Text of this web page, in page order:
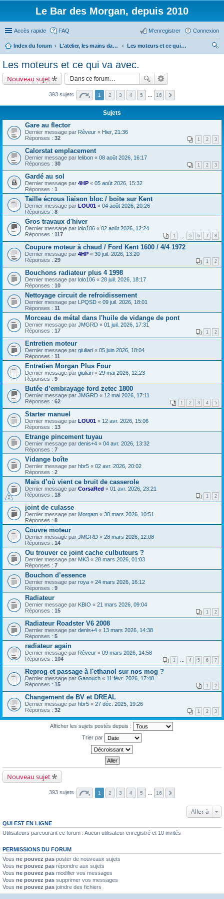
Le Bar des Morgan, depuis 2010
Accès rapide FAQ Connexion
M’enregistrer
Index du forum L'atelier, les mains dans le cambouis.
Les moteurs et ce qui va avec.
Les moteurs et ce qui va avec.
Nouveau sujet
393 sujets 1 2 3 4 5 16
Sujets
Gare au flector
Dernier message par Rêveur « Hier, 21:36
Réponses : 32 1 2 3
Calorstat emplacement
Dernier message par lelibon « 08 août 2026, 16:17
Réponses : 30 1 2 3
Gardé au sol
Dernier message par 4HP « 05 août 2026, 15:32
Réponses : 1
Taille écrous liaison bloc / boite sur Kent
Dernier message par LOU01 « 04 août 2026, 20:26
Réponses : 8
Gros travaux d'hiver
Dernier message par lolo106 « 02 août 2026, 12:24
Réponses : 117 1 … 5 6 7 8
Coupure moteur à chaud / Ford Kent 1600 / 4/4 1972
Dernier message par 4HP « 30 juil. 2026, 13:20
Réponses : 29 1 2
Bouchons radiateur plus 4 1998
Dernier message par lolo106 « 28 juil. 2026, 18:17
Réponses : 10
Nettoyage circuit de refroidissement
Dernier message par LPQSD « 09 juil. 2026, 18:01
Réponses : 11
Morceau de métal dans l'huile de vidange de pont
Dernier message par JMGRD « 01 juil. 2026, 17:31
Réponses : 17 1 2
Entretien moteur
Dernier message par giuliari « 05 juin 2026, 18:04
Réponses : 11
Entretien Morgan Plus Four
Dernier message par giuliari « 29 mai 2026, 12:23
Réponses : 9
Butée d’embrayage ford zetec 1800
Dernier message par JMGRD « 12 mai 2026, 17:11
Réponses : 62 1 2 3 4 5
Starter manuel
Dernier message par LOU01 « 12 avr. 2026, 15:06
Réponses : 13
Etrange pincement tuyau
Dernier message par denis+4 « 04 avr. 2026, 13:32
Réponses : 7
Vidange boîte
Dernier message par hbr5 « 02 avr. 2026, 20:02
Réponses : 2
Mais d’où vient ce bruit de casserole
Dernier message par CorsaRed « 01 avr. 2026, 23:21
Réponses : 18 1 2
joint de culasse
Dernier message par Morgam « 30 mars 2026, 10:51
Réponses : 8
Couvre moteur
Dernier message par JMGRD « 28 mars 2026, 12:08
Réponses : 14
Ou trouver ce joint cache culbuteurs ?
Dernier message par MK3 « 28 mars 2026, 01:03
Réponses : 7
Bouchon d’essence
Dernier message par roya « 24 mars 2026, 16:12
Réponses : 9
Radiateur
Dernier message par KBIO « 21 mars 2026, 09:04
Réponses : 15 1 2
Radiateur Roadster V6 2008
Dernier message par denis+4 « 13 mars 2026, 14:38
Réponses : 5
radiateur again
Dernier message par Rêveur « 09 mars 2026, 14:58
Réponses : 104 1 … 4 5 6 7
Reprog et passage à l'ethanol sur nos mog ?
Dernier message par Ganouch « 11 févr. 2026, 17:48
Réponses : 15 1 2
Changement de BV et DREAL
Dernier message par hbr5 « 27 déc. 2025, 19:26
Réponses : 32 1 2 3
Afficher les sujets postés depuis :
Trier par
Nouveau sujet
393 sujets 1 2 3 4 5 16
Aller à
QUI EST EN LIGNE
Utilisateurs parcourant ce forum : Aucun utilisateur enregistré et 10 invités
PERMISSIONS DU FORUM
Vous ne pouvez pas poster de nouveaux sujets
Vous ne pouvez pas répondre aux sujets
Vous ne pouvez pas modifier vos messages
Vous ne pouvez pas supprimer vos messages
Vous ne pouvez pas joindre des fichiers